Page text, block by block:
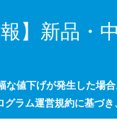
報】新品・
値下げが発生した場
グラム運営規約に基づ